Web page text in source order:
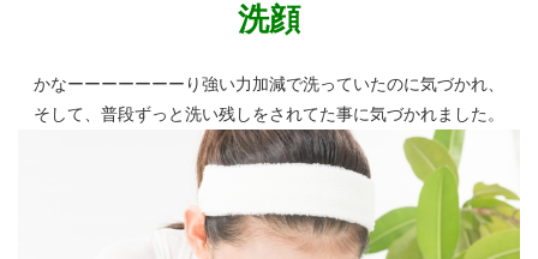
洗顔
かなーーーーーーーり強い力加減で洗っていたのに気づかれ、
そして、普段ずっと洗い残しをされてた事に気づかれました。